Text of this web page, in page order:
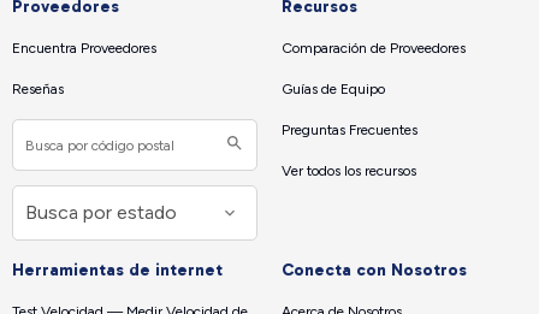
Proveedores
Encuentra Proveedores
Reseñas
Recursos
Comparación de Proveedores
Guías de Equipo
Preguntas Frecuentes
Ver todos los recursos
Herramientas de internet Conecta con Nosotros